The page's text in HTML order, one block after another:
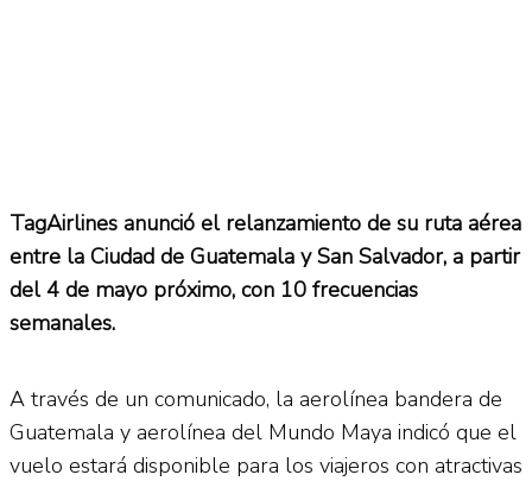
TagAirlines anunció el relanzamiento de su ruta aérea
entre la Ciudad de Guatemala y San Salvador, a partir
del 4 de mayo próximo, con 10 frecuencias
semanales.
A través de un comunicado, la aerolínea bandera de
Guatemala y aerolínea del Mundo Maya indicó que el
vuelo estará disponible para los viajeros con atractivas